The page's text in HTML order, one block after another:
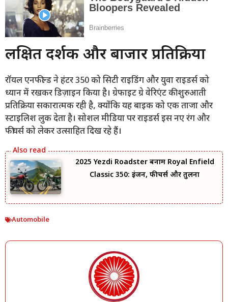
लक्षित दर्शक और बाजार प्रतिक्रिया
रॉयल एनफील्ड ने हंटर 350 को सिटी राइडिंग और युवा राइडर्स को
ध्यान में रखकर डिज़ाइन किया है। ग्रेफाइट ग्रे वेरिएंट की शुरुआती
प्रतिक्रिया सकारात्मक रही है, क्योंकि यह बाइक को एक ताजा और
स्टाइलिश लुक देता है। सोशल मीडिया पर राइडर्स इस नए रंग और
फीचर्स को लेकर उत्साहित दिख रहे हैं।
2025 Yezdi Roadster बनाम Royal Enfield
Classic 350: इंजन, फीचर्स और तुलना
Automobile